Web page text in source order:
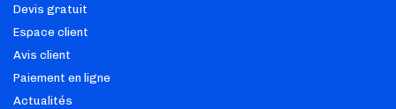
Devis gratuit
Espace client
Avis client
Paiement en ligne
Actualités